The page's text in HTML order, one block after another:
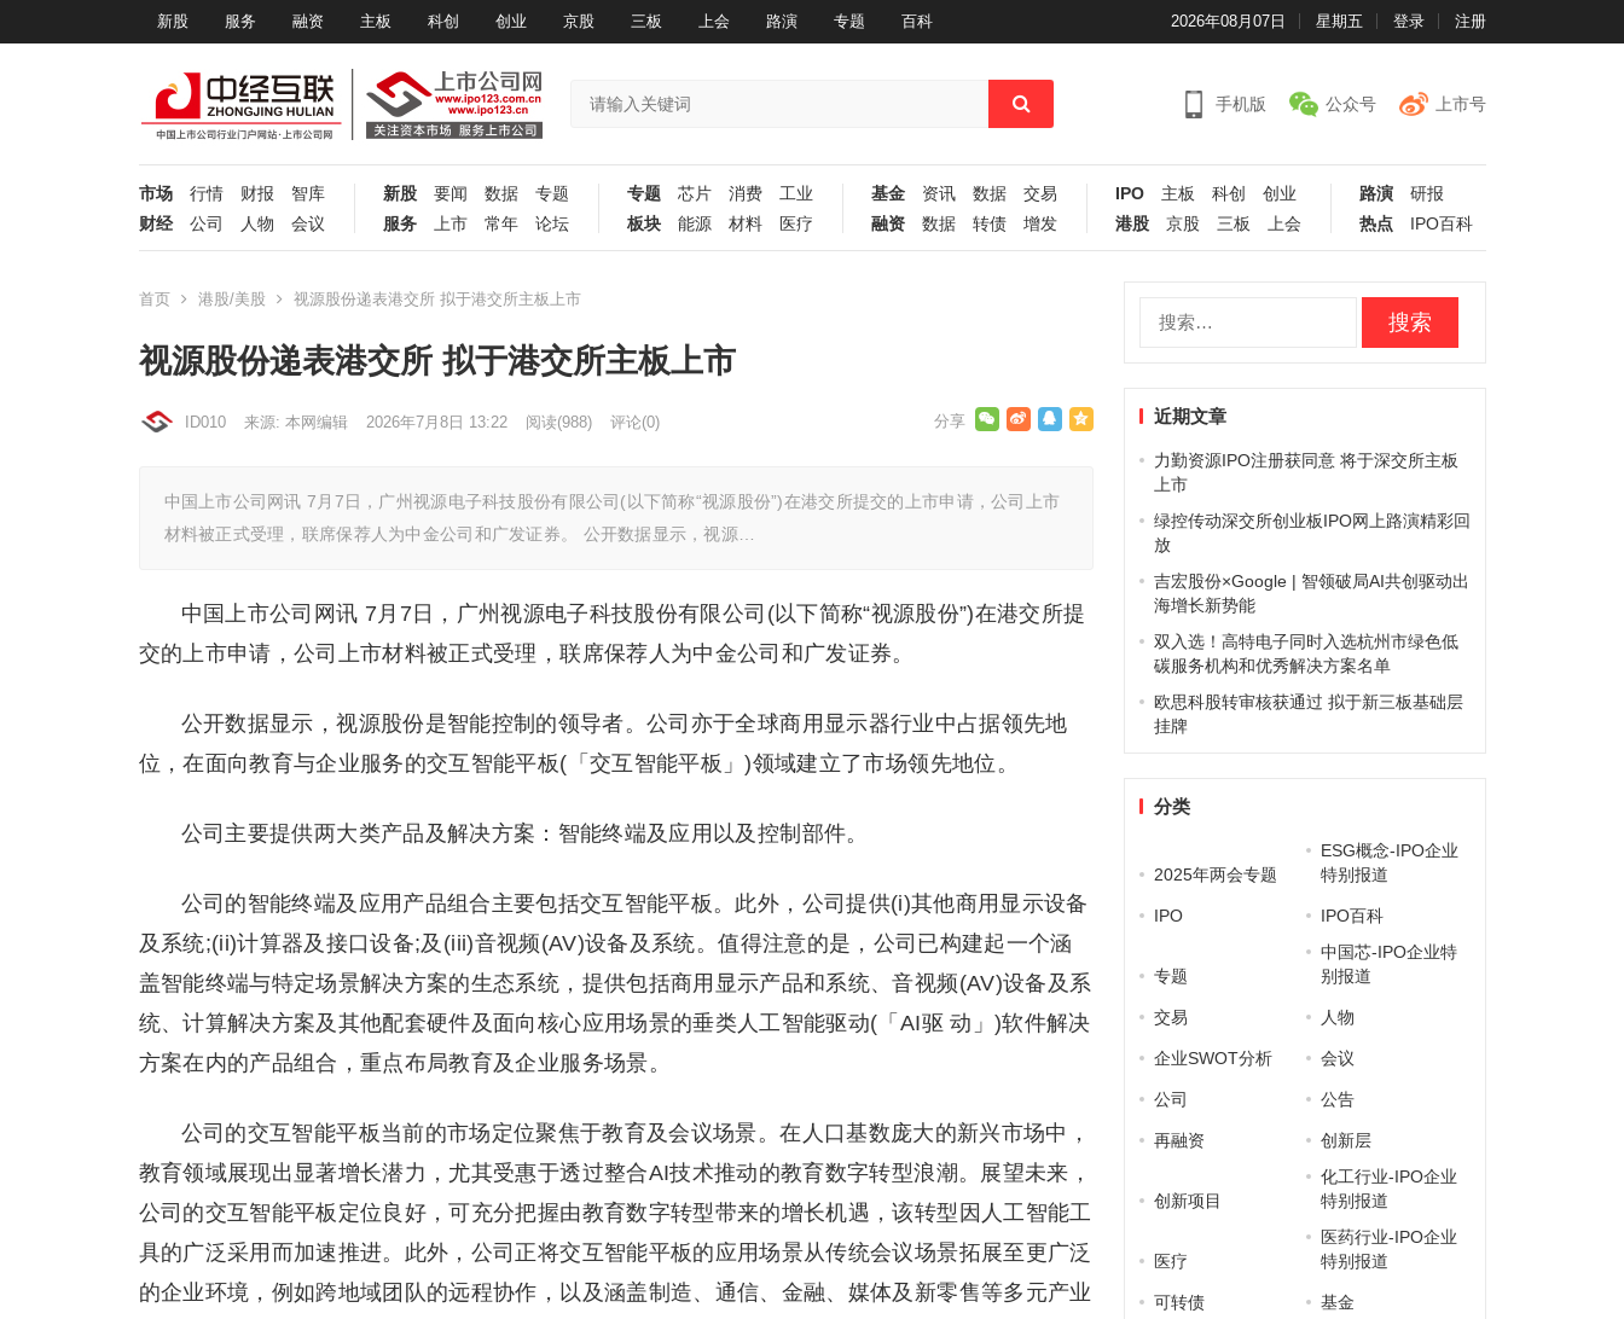
新股 服务 融资 主板 科创 创业 京股 三板 上会 路演 专题 百科 2026年08月07日 星期五 登录 注册
手机版 公众号 上市号
市场 行情 财报
智库
财经
公司 人物 会议
新股 要闻 数据
专题
服务
上市 常年 论坛
专题 芯片 消费
工业
板块
能源 材料 医疗
基金 资讯 数据
交易
融资
数据 转债 增发
IPO 主板 科创
创业
港股
京股 三板 上会
路演
研报
热点
IPO百科
首页 港股/美股 视源股份递表港交所 拟于港交所主板上市
视源股份递表港交所 拟于港交所主板上市
ID010 来源: 本网编辑 2026年7月8日 13:22 阅读(988) 评论(0)
中国上市公司网讯 7月7日，广州视源电子科技股份有限公司(以下简称“视源股份”)在港交所提交的上市申请，公司上市
材料被正式受理，联席保荐人为中金公司和广发证券。 公开数据显示，视源…
中国上市公司网讯 7月7日，广州视源电子科技股份有限公司(以下简称“视源股份”)在港交所提
交的上市申请，公司上市材料被正式受理，联席保荐人为中金公司和广发证券。
公开数据显示，视源股份是智能控制的领导者。公司亦于全球商用显示器行业中占据领先地
位，在面向教育与企业服务的交互智能平板(「交互智能平板」)领域建立了市场领先地位。
公司主要提供两大类产品及解决方案：智能终端及应用以及控制部件。
公司的智能终端及应用产品组合主要包括交互智能平板。此外，公司提供(i)其他商用显示设备
及系统;(ii)计算器及接口设备;及(iii)音视频(AV)设备及系统。值得注意的是，公司已构建起一个涵
盖智能终端与特定场景解决方案的生态系统，提供包括商用显示产品和系统、音视频(AV)设备及系
统、计算解决方案及其他配套硬件及面向核心应用场景的垂类人工智能驱动(「AI驱 动」)软件解决
方案在内的产品组合，重点布局教育及企业服务场景。
公司的交互智能平板当前的市场定位聚焦于教育及会议场景。在人口基数庞大的新兴市场中，
教育领域展现出显著增长潜力，尤其受惠于透过整合AI技术推动的教育数字转型浪潮。展望未来，
公司的交互智能平板定位良好，可充分把握由教育数字转型带来的增长机遇，该转型因人工智能工
具的广泛采用而加速推进。此外，公司正将交互智能平板的应用场景从传统会议场景拓展至更广泛
的企业环境，例如跨地域团队的远程协作，以及涵盖制造、通信、金融、媒体及新零售等多元产业
近期文章
力勤资源IPO注册获同意 将于深交所主板
上市
绿控传动深交所创业板IPO网上路演精彩回
放
吉宏股份×Google | 智领破局AI共创驱动出
海增长新势能
双入选！高特电子同时入选杭州市绿色低
碳服务机构和优秀解决方案名单
欧思科股转审核获通过 拟于新三板基础层
挂牌
分类
2025年两会专题
ESG概念-IPO企业
特别报道
IPO IPO百科
专题
中国芯-IPO企业特
别报道
交易 人物
企业SWOT分析 会议
公司 公告
再融资 创新层
创新项目
化工行业-IPO企业
特别报道
医疗
医药行业-IPO企业
特别报道
可转债 基金